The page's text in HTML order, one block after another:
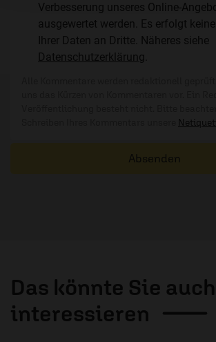
Verbesserung unseres Online-
ausgewertet werden. Es erfolgt
Ihrer Daten an Dritte. Näheres siehe
Datenschutzerklärung
Absenden
Das könnte Sie auch
interessieren